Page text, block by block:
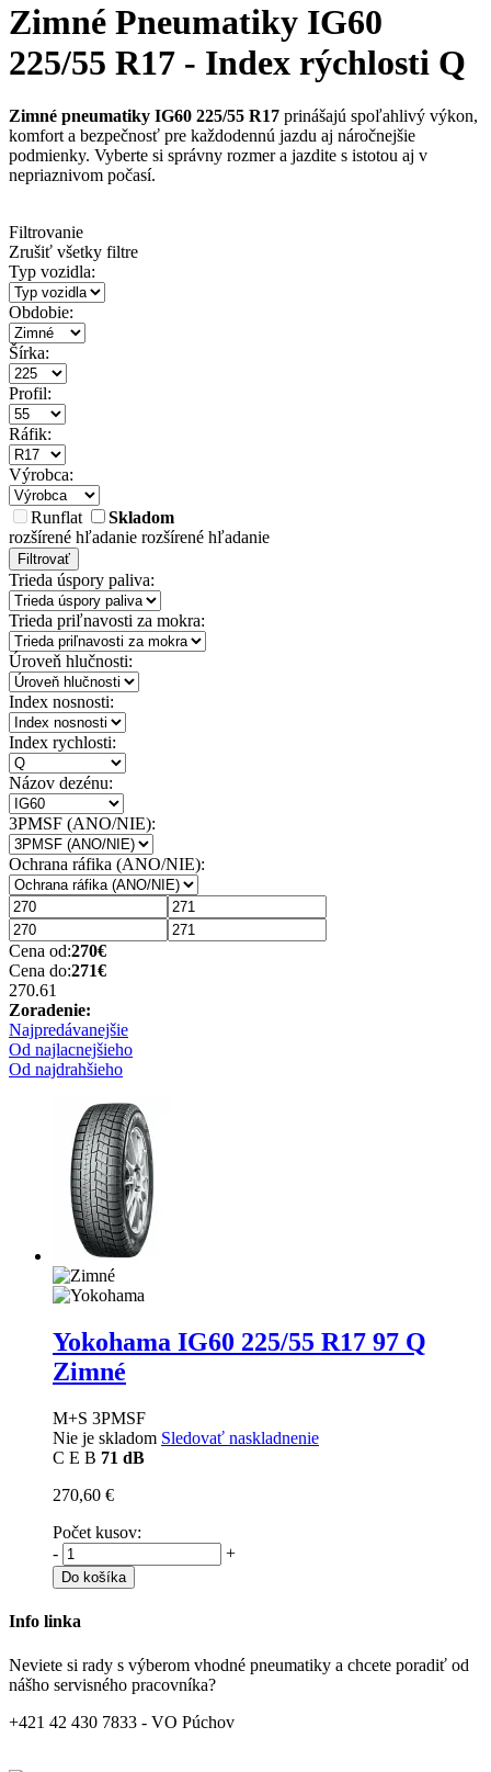
Zimné Pneumatiky IG60
225/55 R17 - Index rýchlosti Q
Zimné pneumatiky IG60 225/55 R17 prinášajú spoľahlivý výkon,
komfort a bezpečnosť pre každodennú jazdu aj náročnejšie
podmienky. Vyberte si správny rozmer a jazdite s istotou aj v
nepriaznivom počasí.
Filtrovanie
Zrušiť všetky filtre
Typ vozidla:
Obdobie:
Šírka:
Profil:
Ráfik:
Výrobca:
Runflat
Skladom
rozšírené hľadanie rozšírené hľadanie
Filtrovať
Trieda úspory paliva:
Trieda priľnavosti za mokra:
Úroveň hlučnosti:
Index nosnosti:
Index rychlosti:
Názov dezénu:
3PMSF (ANO/NIE):
Ochrana ráfika (ANO/NIE):
Cena od:270€
Cena do:271€
270.61
Zoradenie:
Najpredávanejšie
Od najlacnejšieho
Od najdrahšieho
Yokohama IG60 225/55 R17 97 Q
Zimné
M+S 3PMSF
Nie je skladom Sledovať naskladnenie
C E B 71 dB
270,60 €
Počet kusov:
-
+
Do košíka
Info linka
Neviete si rady s výberom vhodné pneumatiky a chcete poradiť od
nášho servisného pracovníka?
+421 42 430 7833 - VO Púchov